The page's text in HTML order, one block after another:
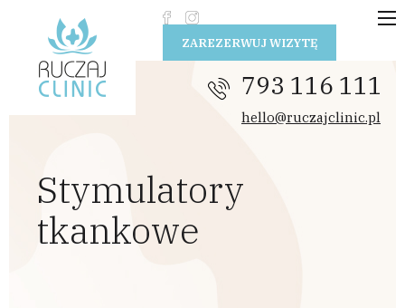
ZAREZERWUJ WIZYTĘ
793 116 111
hello@ruczajclinic.pl
Stymulatory
tkankowe